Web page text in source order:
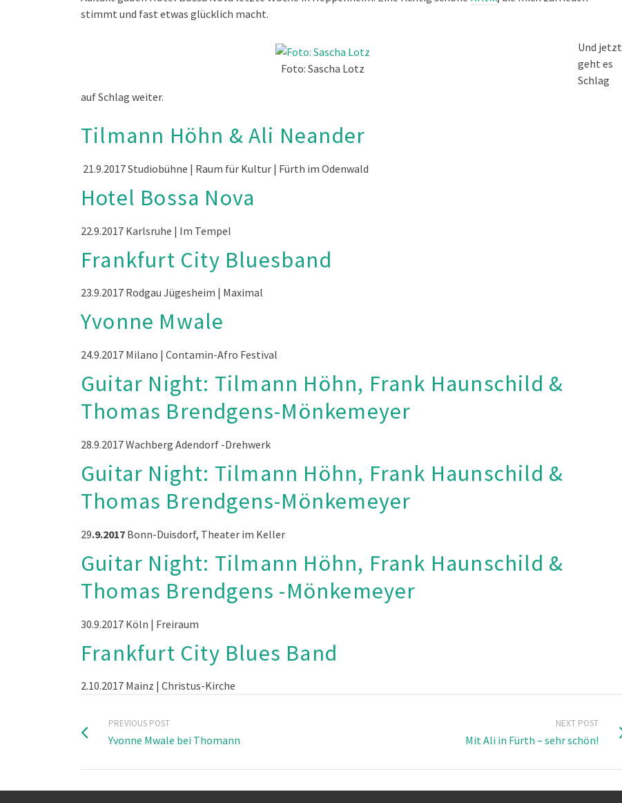
stimmt und fast etwas glücklich macht.
Foto: Sascha Lotz
Und jetzt
geht es
Schlag
auf Schlag weiter.
Tilmann Höhn & Ali Neander
21.9.2017 Studiobühne | Raum für Kultur | Fürth im Odenwald
Hotel Bossa Nova
22.9.2017 Karlsruhe | Im Tempel
Frankfurt City Bluesband
23.9.2017 Rodgau Jügesheim | Maximal
Yvonne Mwale
24.9.2017 Milano | Contamin-Afro Festival
Guitar Night: Tilmann Höhn, Frank Haunschild &
Thomas Brendgens-Mönkemeyer
28.9.2017Wachberg Adendorf -Drehwerk
Guitar Night: Tilmann Höhn, Frank Haunschild &
Thomas Brendgens-Mönkemeyer
29.9.2017 Bonn-Duisdorf, Theater im Keller
Guitar Night: Tilmann Höhn, Frank Haunschild &
Thomas Brendgens -Mönkemeyer
30.9.2017 Köln | Freiraum
Frankfurt City Blues Band
2.10.2017 Mainz | Christus-Kirche
PREVIOUS POST
Yvonne Mwale bei Thomann
NEXT POST
Mit Ali in Fürth – sehr schön!